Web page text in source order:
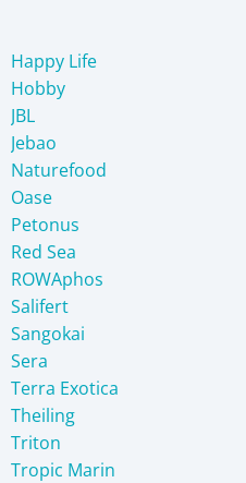
Happy Life
Hobby
JBL
Jebao
Naturefood
Oase
Petonus
Red Sea
ROWAphos
Salifert
Sangokai
Sera
Terra Exotica
Theiling
Triton
Tropic Marin